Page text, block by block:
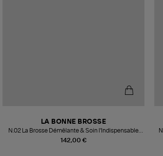
142,00 €
LA BONNE BROSSE
N.02 La Brosse Démêlante & Soin l'Indispensable
Bleu Encre